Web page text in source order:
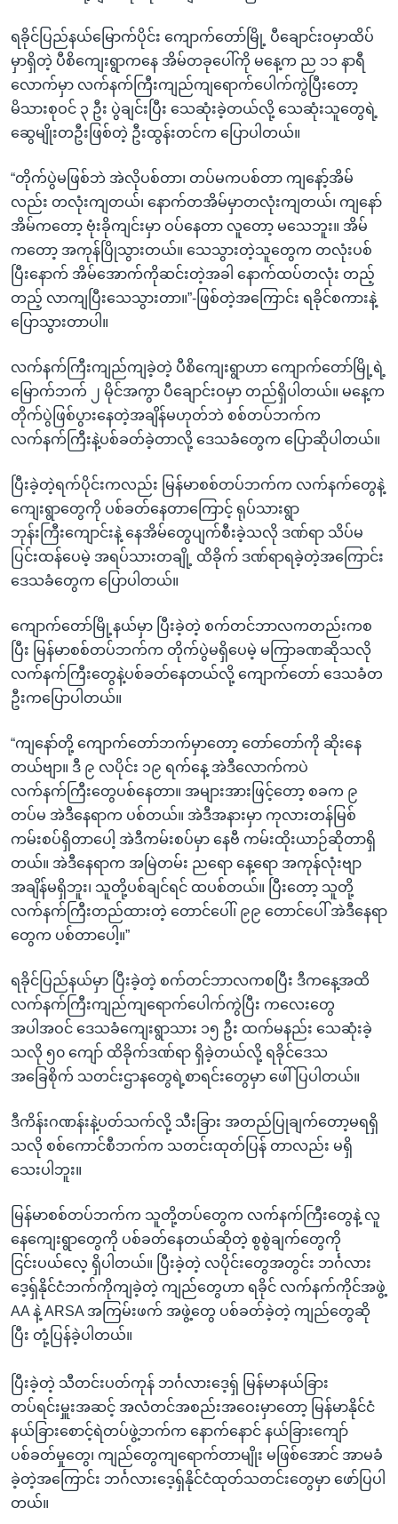
ရခိုင်ပြည်နယ်မြောက်ပိုင်း ကျောက်တော်မြို့ ပီချောင်းဝမှာထိပ်
မှာရှိတဲ့ ပီစိကျေးရွာကနေ အိမ်တခုပေါ်ကို မနေ့က ည ၁၁ နာရီ
လောက်မှာ လက်နက်ကြီးကျည်ကျရောက်ပေါက်ကွဲပြီးတော့
မိသားစုဝင် ၃ ဦး ပွဲချင်းပြီး သေဆုံးခဲ့တယ်လို့ သေဆုံးသူတွေရဲ့
ဆွေမျိုးတဦးဖြစ်တဲ့ ဦးထွန်းတင်က ပြောပါတယ်။
“တိုက်ပွဲမဖြစ်ဘဲ အဲလိုပစ်တာ၊ တပ်မကပစ်တာ ကျနော့်အိမ်
လည်း တလုံးကျတယ်၊ နောက်တအိမ်မှာတလုံးကျတယ်၊ ကျနော်
အိမ်ကတော့ ဗုံးခိုကျင်းမှာ ဝပ်နေတာ လူတော့ မသေဘူး။ အိမ်
ကတော့ အကုန်ပြိုသွားတယ်။ သေသွားတဲ့သူတွေက တလုံးပစ်
ပြီးနောက် အိမ်အောက်ကိုဆင်းတဲ့အခါ နောက်ထပ်တလုံး တည့်
တည့် လာကျပြီးသေသွားတာ။”-ဖြစ်တဲ့အကြောင်း ရခိုင်စကားနဲ့
ပြောသွားတာပါ။
လက်နက်ကြီးကျည်ကျခဲ့တဲ့ ပီစိကျေးရွာဟာ ကျောက်တော်မြို့ရဲ့
မြောက်ဘက် ၂ မိုင်အကွာ ပီချောင်းဝမှာ တည်ရှိပါတယ်။ မနေ့က
တိုက်ပွဲဖြစ်ပွားနေတဲ့အချိန်မဟုတ်ဘဲ စစ်တပ်ဘက်က
လက်နက်ကြီးနဲ့ပစ်ခတ်ခဲ့တာလို့ ဒေသခံတွေက ပြောဆိုပါတယ်။
ပြီးခဲ့တဲ့ရက်ပိုင်းကလည်း မြန်မာစစ်တပ်ဘက်က လက်နက်တွေနဲ့
ကျေးရွာတွေကို ပစ်ခတ်နေတာကြောင့် ရုပ်သားရွာ
ဘုန်းကြီးကျောင်းနဲ့ နေအိမ်တွေပျက်စီးခဲ့သလို ဒဏ်ရာ သိပ်မ
ပြင်းထန်ပေမဲ့ အရပ်သားတချို့ ထိခိုက် ဒဏ်ရာရခဲ့တဲ့အကြောင်း
ဒေသခံတွေက ပြောပါတယ်။
ကျောက်တော်မြို့နယ်မှာ ပြီးခဲ့တဲ့ စက်တင်ဘာလကတည်းကစ
ပြီး မြန်မာစစ်တပ်ဘက်က တိုက်ပွဲမရှိပေမဲ့ မကြာခဏဆိုသလို
လက်နက်ကြီးတွေနဲ့ပစ်ခတ်နေတယ်လို့ ကျောက်တော် ဒေသခံတ
ဦးကပြောပါတယ်။
“ကျနော်တို့ ကျောက်တော်ဘက်မှာတော့ တော်တော်ကို ဆိုးနေ
တယ်ဗျာ။ ဒီ ၉ လပိုင်း ၁၉ ရက်နေ့ အဲဒီလောက်ကပဲ
လက်နက်ကြီးတွေပစ်နေတာ။ အများအားဖြင့်တော့ စခက ၉
တပ်မ အဲဒီနေရာက ပစ်တယ်။ အဲဒီအနားမှာ ကုလားတန်မြစ်
ကမ်းစပ်ရှိတာပေါ့ အဲဒီကမ်းစပ်မှာ နေဗီ ကမ်းထိုးယာဉ်ဆိုတာရှိ
တယ်။ အဲဒီနေရာက အမြဲတမ်း ညရော နေ့ရော အကုန်လုံးဗျာ
အချိန်မရှိဘူး၊ သူတို့ပစ်ချင်ရင် ထပစ်တယ်။ ပြီးတော့ သူတို့
လက်နက်ကြီးတည်ထားတဲ့ တောင်ပေါ်၊ ၉၉ တောင်ပေါ် အဲဒီနေရာ
တွေက ပစ်တာပေါ့။”
ရခိုင်ပြည်နယ်မှာ ပြီးခဲ့တဲ့ စက်တင်ဘာလကစပြီး ဒီကနေ့အထိ
လက်နက်ကြီးကျည်ကျရောက်ပေါက်ကွဲပြီး ကလေးတွေ
အပါအဝင် ဒေသခံကျေးရွာသား ၁၅ ဦး ထက်မနည်း သေဆုံးခဲ့
သလို ၅၀ ကျော် ထိခိုက်ဒဏ်ရာ ရှိခဲ့တယ်လို့ ရခိုင်ဒေသ
အခြေစိုက် သတင်းဌာနတွေရဲ့စာရင်းတွေမှာ ဖေါ်ပြပါတယ်။
ဒီကိန်းဂဏန်းနဲ့ပတ်သက်လို့ သီးခြား အတည်ပြုချက်တော့မရရှိ
သလို စစ်ကောင်စီဘက်က သတင်းထုတ်ပြန် တာလည်း မရှိ
သေးပါဘူး။
မြန်မာစစ်တပ်ဘက်က သူတို့တပ်တွေက လက်နက်ကြီးတွေနဲ့ လူ
နေကျေးရွာတွေကို ပစ်ခတ်နေတယ်ဆိုတဲ့ စွစွဲချက်တွေကို
ငြင်းပယ်လေ့ ရှိပါတယ်။ ပြီးခဲ့တဲ့ လပိုင်းတွေအတွင်း ဘင်္ဂလား
ဒေ့ရှ်နိုင်ငံဘက်ကိုကျခဲ့တဲ့ ကျည်တွေဟာ ရခိုင် လက်နက်ကိုင်အဖွဲ့
AA နဲ့ ARSA အကြမ်းဖက် အဖွဲ့တွေ ပစ်ခတ်ခဲ့တဲ့ ကျည်တွေဆို
ပြီး တုံ့ပြန်ခဲ့ပါတယ်။
ပြီးခဲ့တဲ့ သီတင်းပတ်ကုန် ဘင်္ဂလားဒေ့ရှ် မြန်မာနယ်ခြား
တပ်ရင်းမှူးအဆင့် အလံတင်အစည်းအဝေးမှာတော့ မြန်မာနိုင်ငံ
နယ်ခြားစောင့်ရဲတပ်ဖွဲ့ဘက်က နောက်နောင် နယ်ခြားကျော်
ပစ်ခတ်မှုတွေ၊ ကျည်တွေကျရောက်တာမျိုး မဖြစ်အောင် အာမခံ
ခဲ့တဲ့အကြောင်း ဘင်္ဂလားဒေ့ရှ်နိုင်ငံထုတ်သတင်းတွေမှာ ဖော်ပြပါ
တယ်။